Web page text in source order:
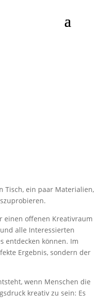
Tisch, ein paar Materialien,
einen offenen Kreativraum
alle Interessierten
entdecken können. Im
Ergebnis, sondern der
wenn Menschen die
kreativ zu sein: Es